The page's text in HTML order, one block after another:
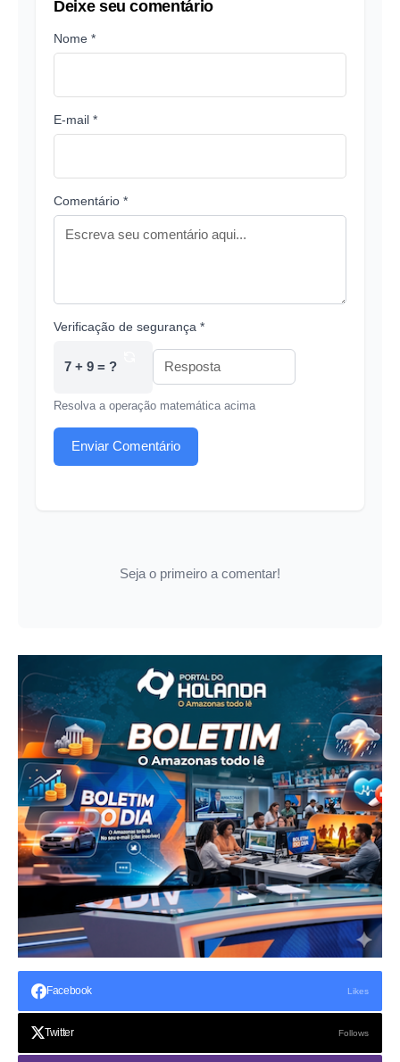
Deixe seu comentário
Nome *
E-mail *
Comentário *
Verificação de segurança *
7 + 9 = ?
Resolva a operação matemática acima
Enviar Comentário
Seja o primeiro a comentar!
Facebook Likes
Twitter Follows